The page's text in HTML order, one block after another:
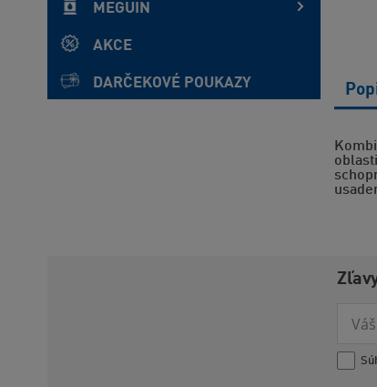
MEGUIN
AKCE
DARČEKOVÉ POUKAZY